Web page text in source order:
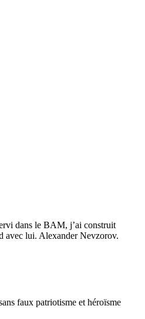
dans le BAM, j’ai construit
avec lui. Alexander Nevzorov.
faux patriotisme et héroïsme